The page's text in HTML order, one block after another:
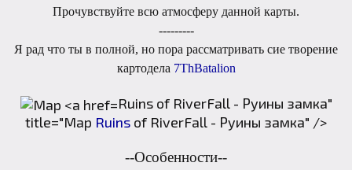
Прочувствуйте всю атмосферу данной карты.
---------
Я рад что ты в полной, но пора рассматривать сие творение
картодела 7ThBatalion
Ruins of RiverFall - Руины замка"
title="Map Ruins of RiverFall - Руины замка" />
--Особенности--